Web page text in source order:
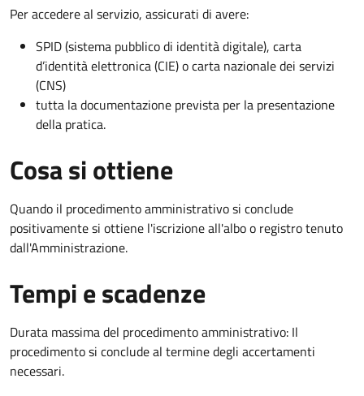
Per accedere al servizio, assicurati di avere:
SPID (sistema pubblico di identità digitale), carta
d’identità elettronica (CIE) o carta nazionale dei servizi
(CNS)
tutta la documentazione prevista per la presentazione
della pratica.
Cosa si ottiene
Quando il procedimento amministrativo si conclude
positivamente si ottiene l'iscrizione all'albo o registro tenuto
dall'Amministrazione.
Tempi e scadenze
Durata massima del procedimento amministrativo: Il
procedimento si conclude al termine degli accertamenti
necessari.